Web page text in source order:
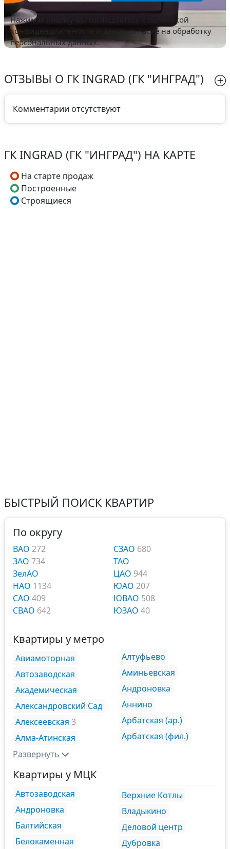
Нажимая кнопку вы соглашаетесь с
политикой
конфиденциальности и даете согласие на обработку
персональных данных.
ОТЗЫВЫ О ГК INGRAD (ГК "ИНГРАД")
Комментарии отсутствуют
ГК INGRAD (ГК "ИНГРАД") НА КАРТЕ
На старте продаж
Построенные
Строящиеся
БЫСТРЫЙ ПОИСК КВАРТИР
По округу
ВАО 272
ЗАО 734
ЗелАО
НАО 1134
САО 409
СВАО 642
СЗАО 680
ТАО
ЦАО 944
ЮАО 207
ЮВАО 508
ЮЗАО 40
Квартиры у метро
Авиамоторная
Автозаводская
Академическая
Александровский Сад
Алексеевская 3
Алма-Атинская
Алтуфьево
Аминьевская
Андроновка
Аннино
Арбатская (ар.)
Арбатская (фил.)
Развернуть
Квартиры у МЦК
Автозаводская
Андроновка
Балтийская
Белокаменная
Верхние Котлы
Владыкино
Деловой центр
Дубровка